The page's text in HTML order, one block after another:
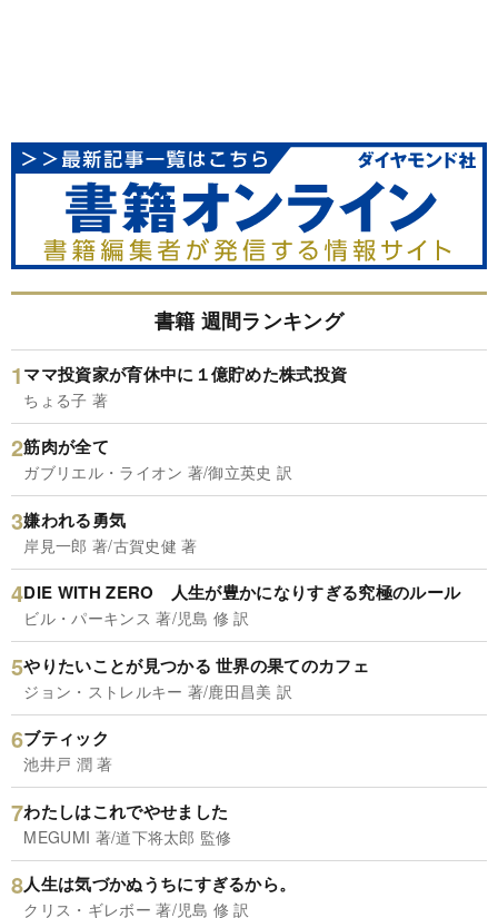
書籍 週間ランキング
ママ投資家が育休中に１億貯めた株式投資
ちょる子 著
筋肉が全て
ガブリエル・ライオン 著/御立英史 訳
嫌われる勇気
岸見一郎 著/古賀史健 著
DIE WITH ZERO 人生が豊かになりすぎる究極のルール
ビル・パーキンス 著/児島 修 訳
やりたいことが見つかる 世界の果てのカフェ
ジョン・ストレルキー 著/鹿田昌美 訳
ブティック
池井戸 潤 著
わたしはこれでやせました
MEGUMI 著/道下将太郎 監修
人生は気づかぬうちにすぎるから。
クリス・ギレボー 著/児島 修 訳